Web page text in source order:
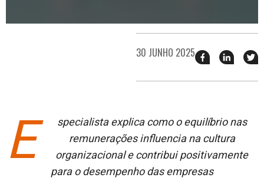
30 JUNHO 2025 Compartilhar
esse
no
esse
no
E
specialista explica como o equilíbrio nas
remunerações influencia na cultura
organizacional e contribui positivamente
para o desempenho das empresas